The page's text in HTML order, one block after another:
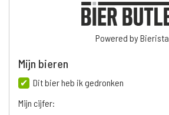
Powered by Bierista
Mijn bieren
Dit bier heb ik gedronken
Mijn cijfer: